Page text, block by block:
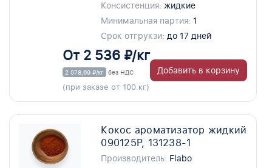
Консистенция: жидкие
Минимальная партия: 1
Срок отгрукзи: до 17 дней
От 2 536 ₽/кг
2 078,69 ₽/кг без НДС
(при заказе от 100 кг)
Добавить в корзину
Кокос ароматизатор жидкий
090125P, 131238-1
Производитель: Flabo